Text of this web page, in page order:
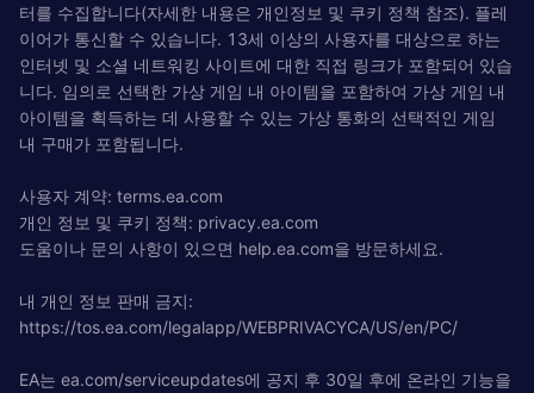
터를 수집합니다(자세한 내용은 개인정보 및 쿠키 정책 참조). 플레
이어가 통신할 수 있습니다. 13세 이상의 사용자를 대상으로 하는
인터넷 및 소셜 네트워킹 사이트에 대한 직접 링크가 포함되어 있습
니다. 임의로 선택한 가상 게임 내 아이템을 포함하여 가상 게임 내
아이템을 획득하는 데 사용할 수 있는 가상 통화의 선택적인 게임
내 구매가 포함됩니다.
사용자 계약: terms.ea.com
개인 정보 및 쿠키 정책: privacy.ea.com
도움이나 문의 사항이 있으면 help.ea.com을 방문하세요.
내 개인 정보 판매 금지:
https://tos.ea.com/legalapp/WEBPRIVACYCA/US/en/PC/
EA는 ea.com/serviceupdates에 공지 후 30일 후에 온라인 기능을